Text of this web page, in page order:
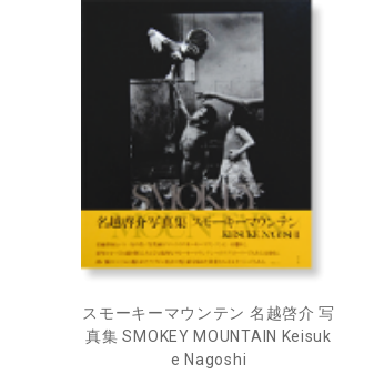
スモーキーマウンテン 名越啓介 写
真集 SMOKEY MOUNTAIN Keisuk
e Nagoshi